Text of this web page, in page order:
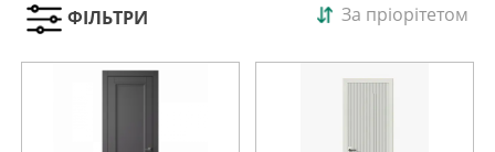
ФІЛЬТРИ За пріорітетом